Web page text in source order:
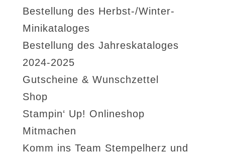
Bestellung des Herbst-/Winter-
Minikataloges
Bestellung des Jahreskataloges
2024-2025
Gutscheine & Wunschzettel
Shop
Stampin‘ Up! Onlineshop
Mitmachen
Komm ins Team Stempelherz und